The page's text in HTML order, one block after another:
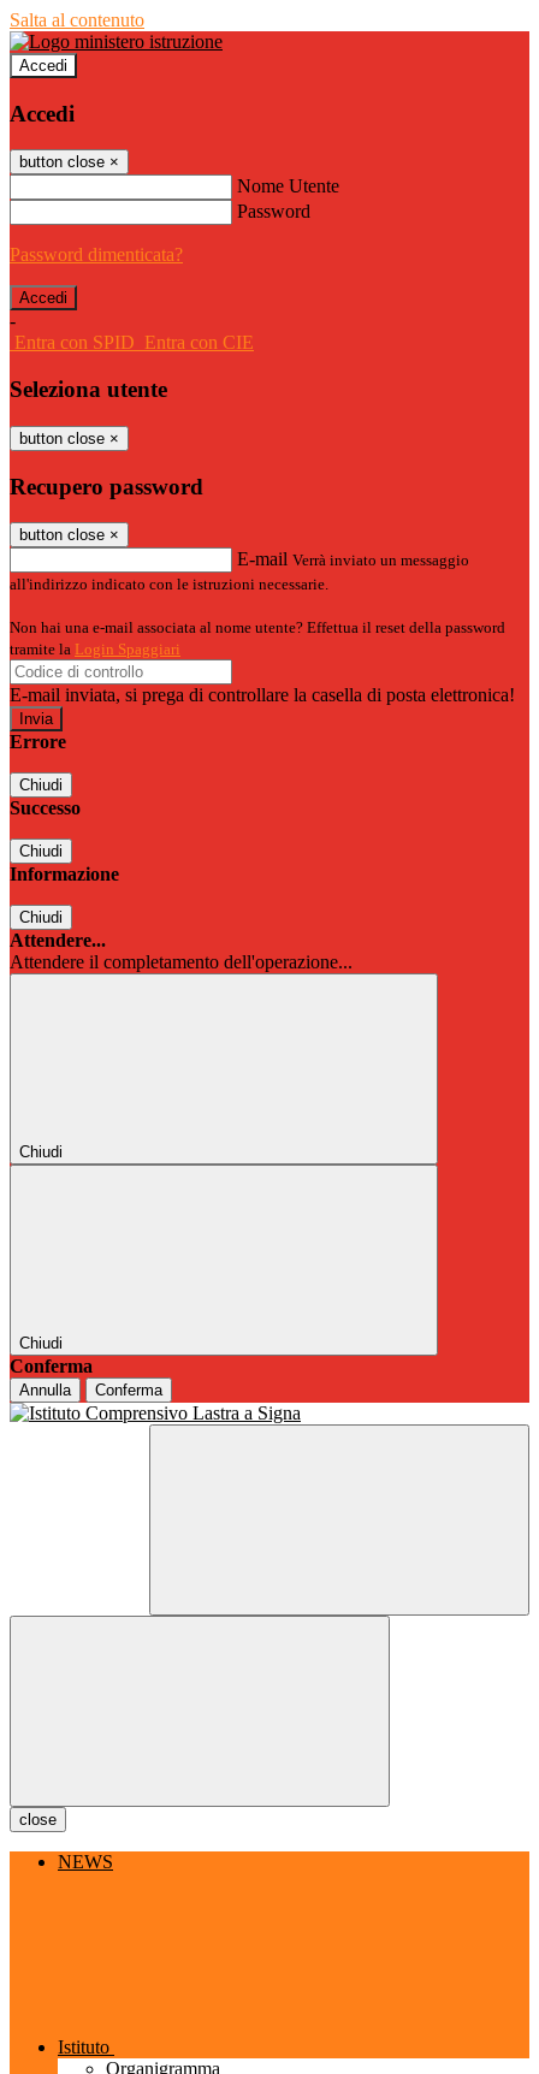
Salta al contenuto
Accedi
Accedi
button close ×
Nome Utente
Password
Password dimenticata?
-
Entra con SPID Entra con CIE
Seleziona utente
button close ×
Recupero password
button close ×
E-mail Verrà inviato un messaggio
all'indirizzo indicato con le istruzioni necessarie.
Non hai una e-mail associata al nome utente? Effettua il reset della password
tramite la Login Spaggiari
E-mail inviata, si prega di controllare la casella di posta elettronica!
Errore
Chiudi
Successo
Chiudi
Informazione
Chiudi
Attendere...
Attendere il completamento dell'operazione...
Chiudi
Chiudi
Conferma
Annulla Conferma
close
NEWS
Istituto
Organigramma